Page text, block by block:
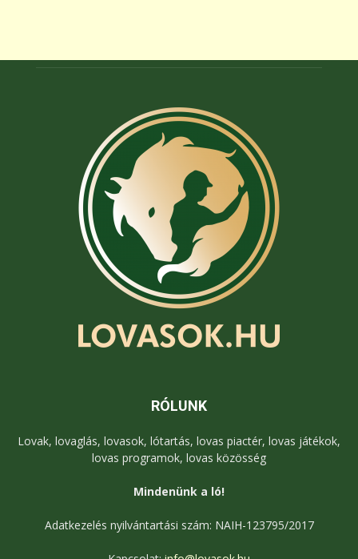
RÓLUNK
Lovak, lovaglás, lovasok, lótartás, lovas piactér, lovas játékok,
lovas programok, lovas közösség
Mindenünk a ló!
Adatkezelés nyilvántartási szám: NAIH-123795/2017